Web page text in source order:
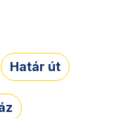
Határ út